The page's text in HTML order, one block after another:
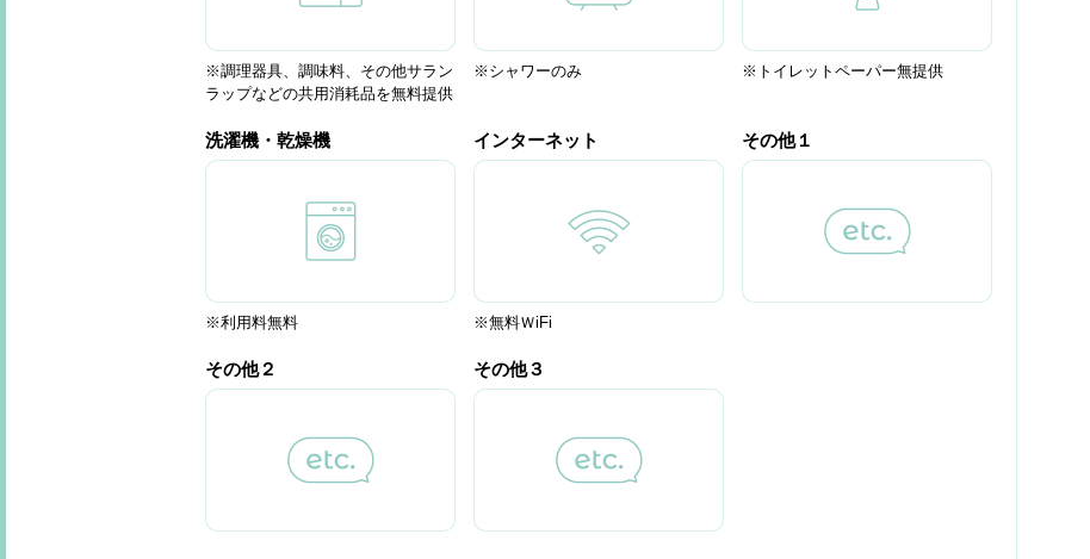
※調理器具、調味料、その他サラン
ラップなどの共用消耗品を無料提供
※シャワーのみ ※トイレットペーパー無提供
洗濯機・乾燥機
※利用料無料
インターネット
※無料ＷiFi
その他１
その他２ その他３